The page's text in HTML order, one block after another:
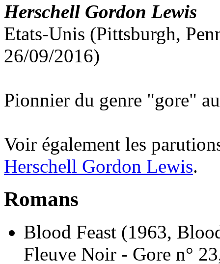
Herschell Gordon Lewis
Etats-Unis (Pittsburgh,
26/09/2016)
Pionnier du genre "gore"
Voir également les
Herschell Gordon Lewis.
Romans
Blood Feast (1963,
Fleuve Noir - Gore n°